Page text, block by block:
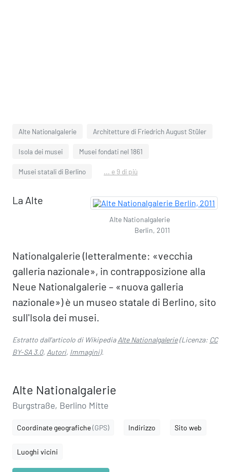
Alte Nationalgalerie Architetture di Friedrich August Stüler
Isola dei musei Musei fondati nel 1861
Musei statali di Berlino ... e 9 di più
Alte Nationalgalerie
Berlin, 2011
La Alte
Nationalgalerie (letteralmente: «vecchia
galleria nazionale», in contrapposizione alla
Neue Nationalgalerie – «nuova galleria
nazionale») è un museo statale di Berlino, sito
sull'Isola dei musei.
Estratto dall'articolo di WikipediaAlte Nationalgalerie(Licenza: CC
BY-SA 3.0, Autori, Immagini).
Alte Nationalgalerie
Burgstraße, Berlino Mitte
Coordinate geografiche(GPS) Indirizzo Sito web
Luoghi vicini